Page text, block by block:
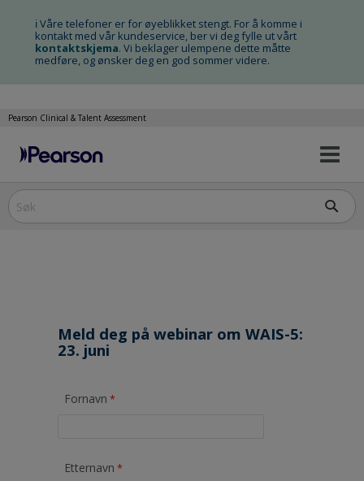
ℹ Våre telefoner er for øyeblikket stengt. For å komme i
kontakt med vår kundeservice, ber vi deg fylle ut vårt
kontaktskjema. Vi beklager ulempene dette måtte
medføre, og ønsker deg en god sommer videre.
Pearson Clinical & Talent Assessment
Hopp
innhold
Meld deg på webinar om WAIS-5:
23. juni
Fornavn
Etternavn